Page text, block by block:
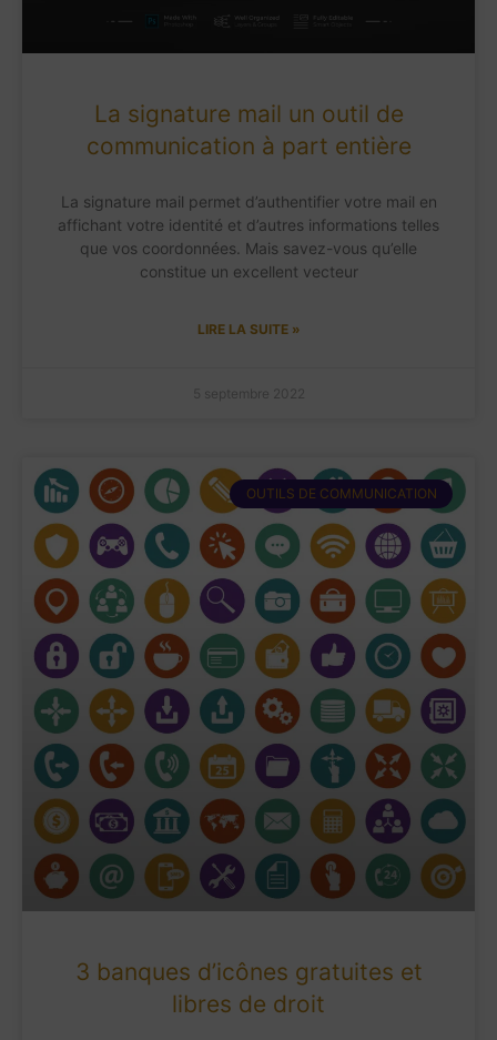
La signature mail un outil de
communication à part entière
La signature mail permet d’authentifier votre mail en
affichant votre identité et d’autres informations telles
que vos coordonnées. Mais savez-vous qu’elle
constitue un excellent vecteur
LIRE LA SUITE »
5 septembre 2022
OUTILS DE COMMUNICATION
3 banques d’icônes gratuites et
libres de droit